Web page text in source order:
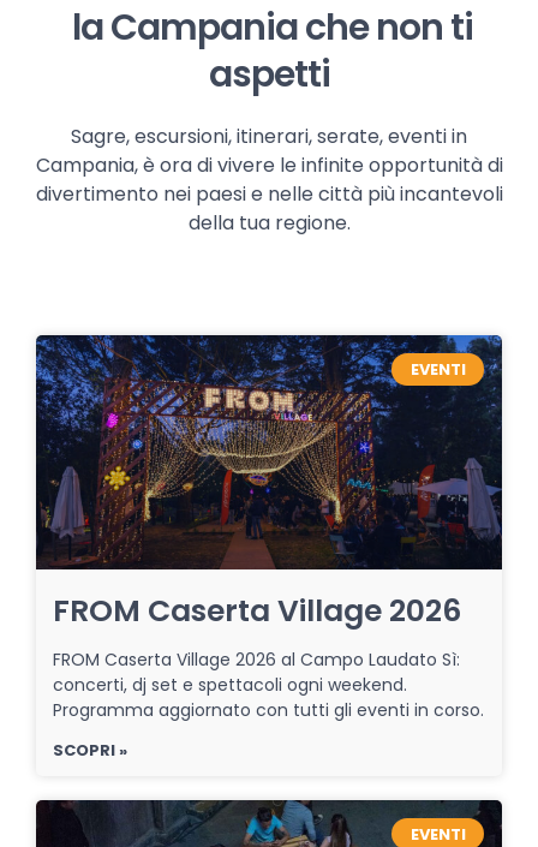
la Campania che non ti
aspetti
Sagre, escursioni, itinerari, serate, eventi in
Campania, è ora di vivere le infinite opportunità di
divertimento nei paesi e nelle città più incantevoli
della tua regione.
EVENTI
FROM Caserta Village 2026
FROM Caserta Village 2026 al Campo Laudato Sì:
concerti, dj set e spettacoli ogni weekend.
Programma aggiornato con tutti gli eventi in corso.
SCOPRI »
EVENTI